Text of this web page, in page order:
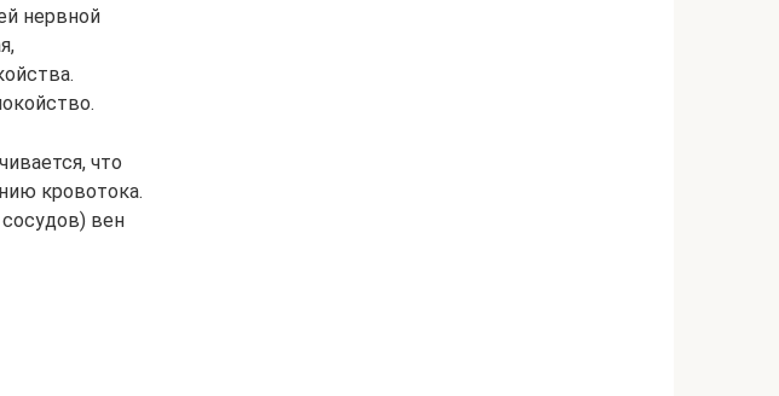
нервной
что
кровотока.
вен